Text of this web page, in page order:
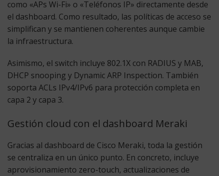
como «APs Wi-Fi» o «Teléfonos IP» directamente desde
el dashboard. Como resultado, las políticas de acceso se
simplifican y se mantienen coherentes aunque cambie
la infraestructura.
Asimismo, el switch incluye 802.1X con RADIUS y MAB,
DHCP snooping y Dynamic ARP Inspection. También
soporta ACLs IPv4/IPv6 para protección completa en
capa 2 y capa 3.
Gestión cloud con el dashboard Meraki
Gracias al dashboard de Cisco Meraki, toda la gestión
se centraliza en un único punto. En concreto, incluye
aprovisionamiento zero-touch, actualizaciones de